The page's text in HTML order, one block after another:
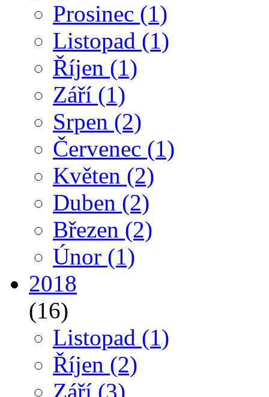
Prosinec (1)
Listopad (1)
Říjen (1)
Září (1)
Srpen (2)
Červenec (1)
Květen (2)
Duben (2)
Březen (2)
Únor (1)
2018
(16)
Listopad (1)
Říjen (2)
Září (3)